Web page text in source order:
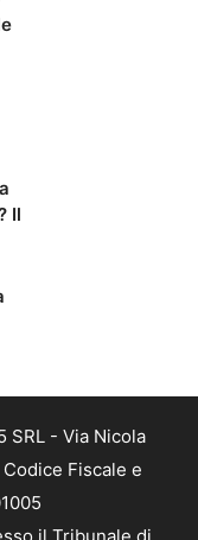
Il
SRL - Via Nicola
Fiscale e